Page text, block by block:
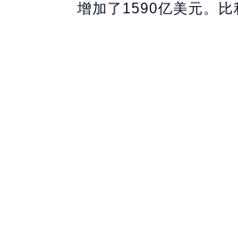
增加了1590亿美元。比